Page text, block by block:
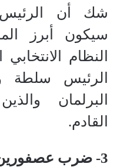
شك أن
سيكون أبرز
النظام
الرئيس سلطة
البرلمان
القادم.
3- ضرب عصفورين بحجر واحد